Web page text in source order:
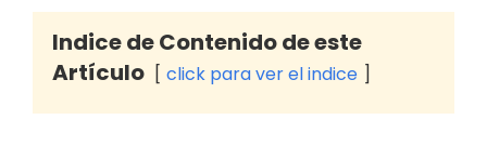
Indice de Contenido de este
Artículo
click para ver el indice